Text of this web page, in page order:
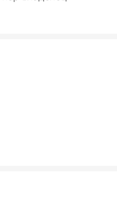
вас и провести